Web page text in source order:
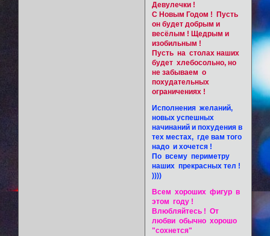
Девулечки !
С Новым Годом ! Пусть
он будет добрым и
весёлым ! Щедрым и
изобильным !
Пусть на столах наших
будет хлебосольно, но
не забываем о
похудательных
ограничениях !
Исполнения желаний,
новых успешных
начинаний и похудения в
тех местах, где вам того
надо и хочется !
По всему периметру
наших прекрасных тел !
))))
Всем хороших фигур в
этом году !
Влюбляйтесь ! От
любви обычно хорошо
"сохнется"